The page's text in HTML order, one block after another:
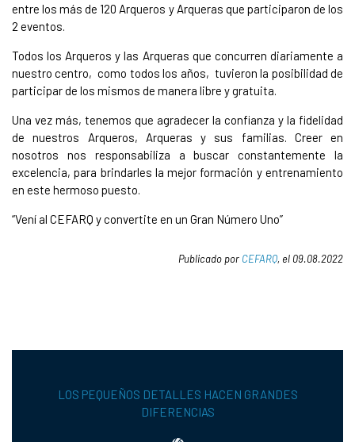
entre los más de 120 Arqueros y Arqueras que participaron de los
2 eventos.
Todos los Arqueros y las Arqueras que concurren diariamente a
nuestro centro, como todos los años, tuvieron la posibilidad de
participar de los mismos de manera libre y gratuita.
Una vez más, tenemos que agradecer la confianza y la fidelidad
de nuestros Arqueros, Arqueras y sus familias. Creer en
nosotros nos responsabiliza a buscar constantemente la
excelencia, para brindarles la mejor formación y entrenamiento
en este hermoso puesto.
“Vení al CEFARQ y convertite en un Gran Número Uno”
Publicado por CEFARQ, el 09.08.2022
LOS PEQUEÑOS DETALLES HACEN GRANDES
DIFERENCIAS